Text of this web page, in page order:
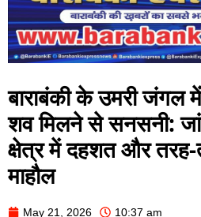
बाराबंकी के उमरी जंगल
शव मिलने से सनसनी:
क्षेत्र में दहशत और तरह-
माहौल
May 21, 2026 10:37 am